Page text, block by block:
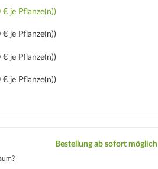
€ je Pflanze(n))
€ je Pflanze(n))
€ je Pflanze(n))
€ je Pflanze(n))
Bestellung ab sofort möglich